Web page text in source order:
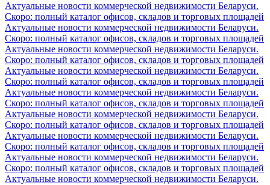
Актуальные новости коммерческой недвижимости Беларуси.
Скоро: полный каталог офисов, складов и торговых площадей
Актуальные новости коммерческой недвижимости Беларуси.
Скоро: полный каталог офисов, складов и торговых площадей
Актуальные новости коммерческой недвижимости Беларуси.
Скоро: полный каталог офисов, складов и торговых площадей
Актуальные новости коммерческой недвижимости Беларуси.
Скоро: полный каталог офисов, складов и торговых площадей
Актуальные новости коммерческой недвижимости Беларуси.
Скоро: полный каталог офисов, складов и торговых площадей
Актуальные новости коммерческой недвижимости Беларуси.
Скоро: полный каталог офисов, складов и торговых площадей
Актуальные новости коммерческой недвижимости Беларуси.
Скоро: полный каталог офисов, складов и торговых площадей
Актуальные новости коммерческой недвижимости Беларуси.
Скоро: полный каталог офисов, складов и торговых площадей
Актуальные новости коммерческой недвижимости Беларуси.